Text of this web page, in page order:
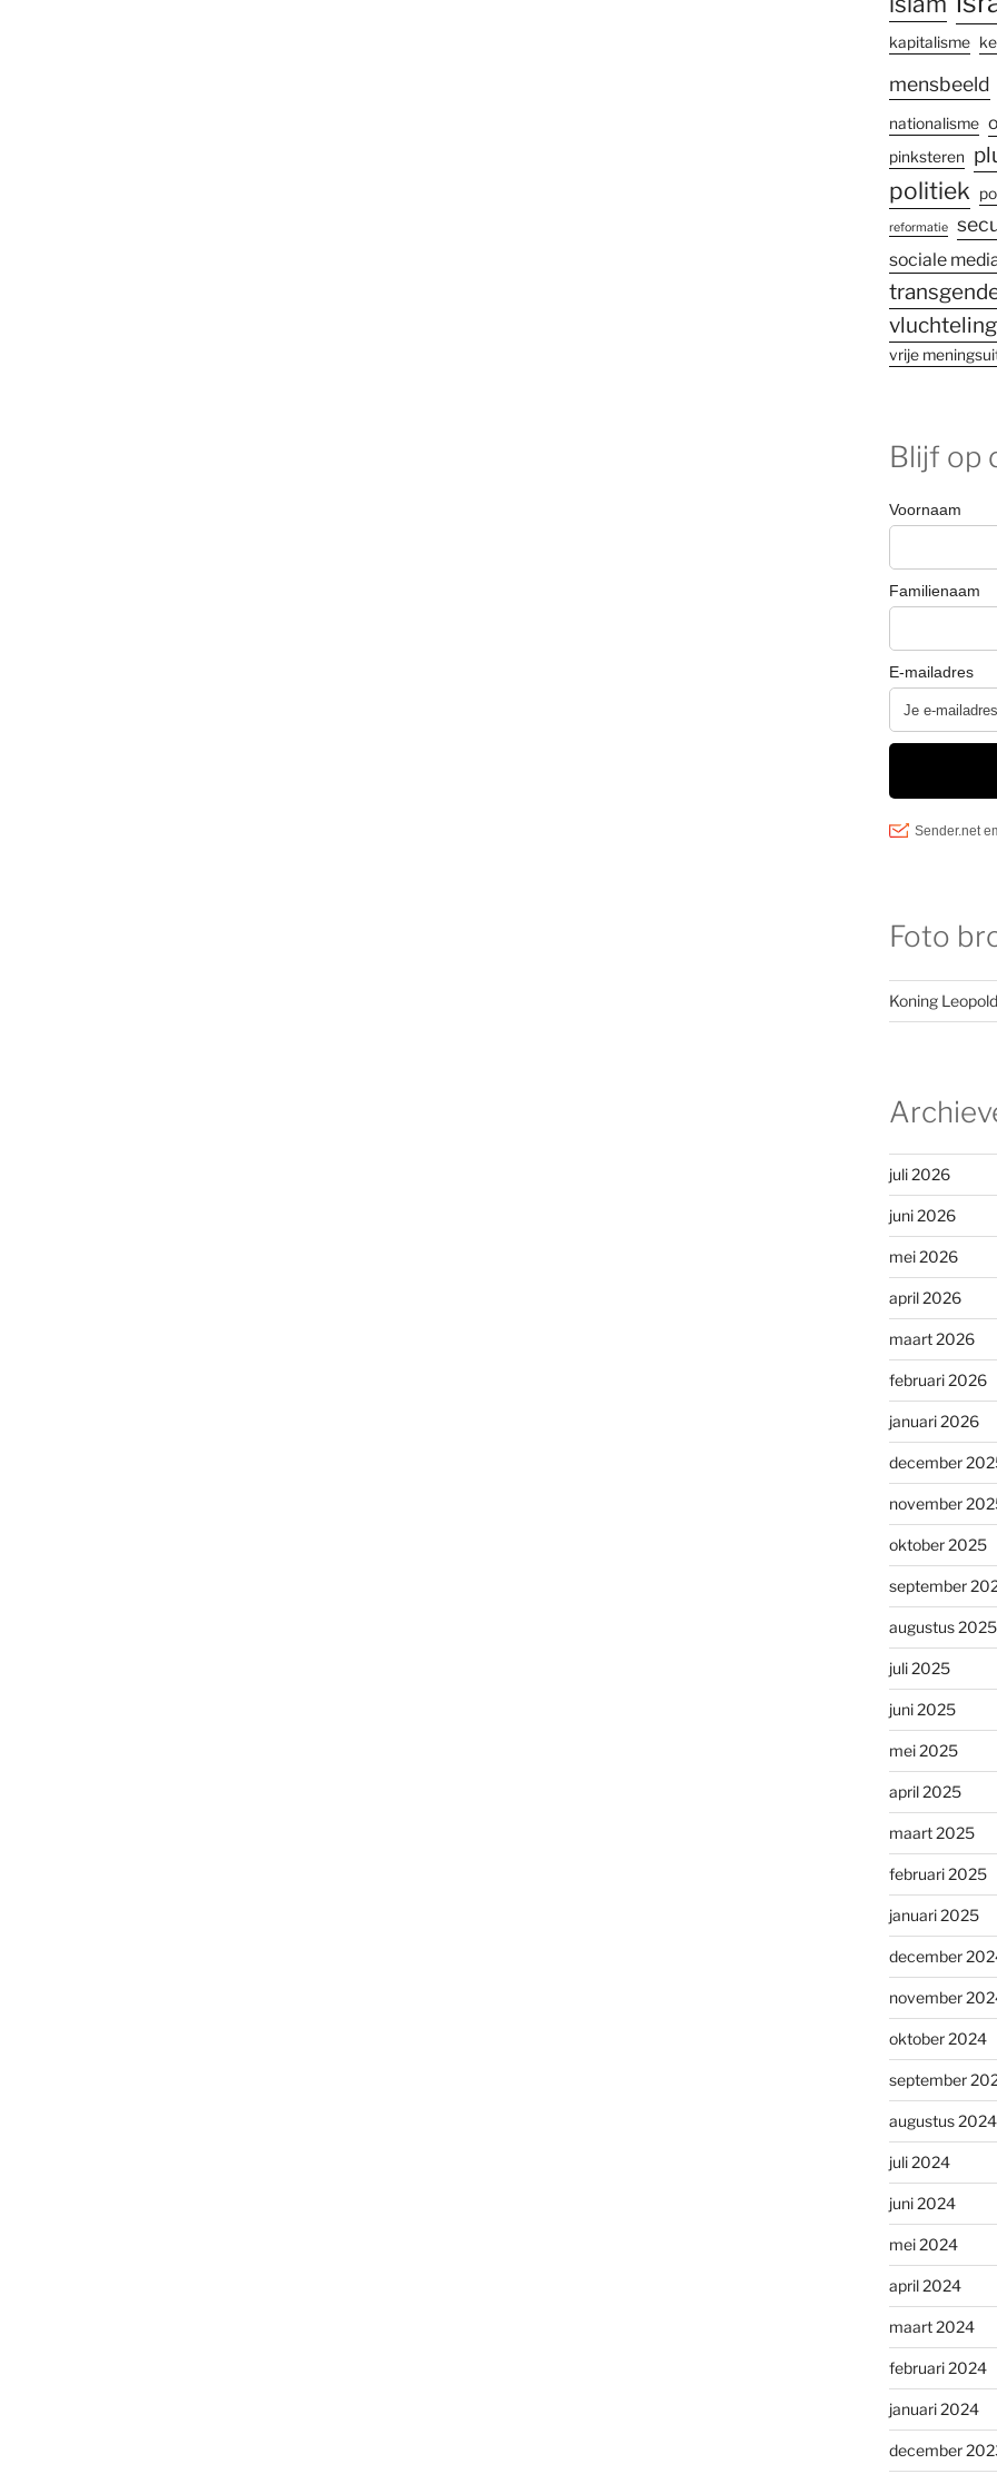
kapitalisme
mensbeeld
nationalisme
pinksteren
politiek
reformatie
sociale
vrije
Blijf op
Foto
Koning
juli 2026
juni 2026
mei 2026
april 2026
maart 2026
februari 2026
januari 2026
december
november
oktober 2025
september
augustus 2025
juli 2025
juni 2025
mei 2025
april 2025
maart 2025
februari 2025
januari 2025
december
november
oktober 2024
september
augustus 2024
juli 2024
juni 2024
mei 2024
april 2024
maart 2024
februari 2024
januari 2024
december